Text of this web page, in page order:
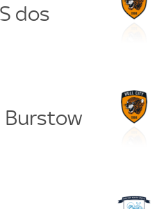
dos
Burstow